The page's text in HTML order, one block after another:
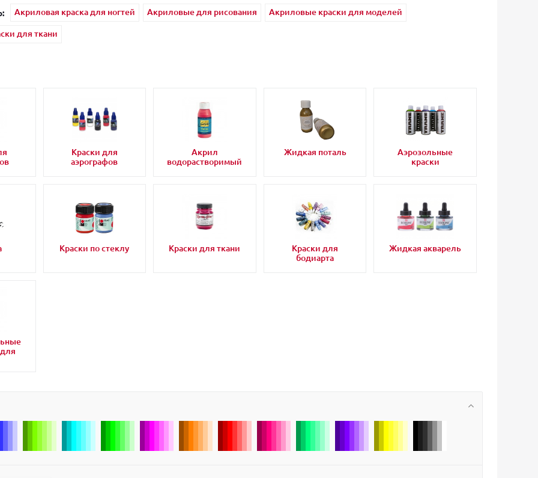
Акриловая краска для ногтей Акриловые для рисования
Акриловые краски для моделей
для ткани
Краски для
аэрографов
Акрил
водорастворимый
Жидкая поталь
Аэрозольные
краски
Краски по стеклу Краски для ткани
Краски для
бодиарта
Жидкая акварель